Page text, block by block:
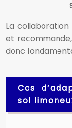
La
et
donc
Cas
sol